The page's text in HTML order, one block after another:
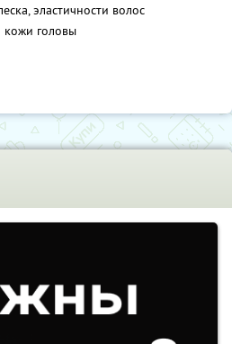
эластичности волос
кожи головы